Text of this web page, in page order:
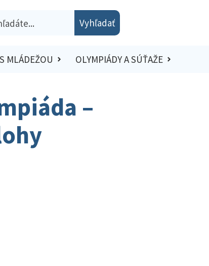
Vyhľadať
MLÁDEŽOU OLYMPIÁDY A SÚŤAŽE
–